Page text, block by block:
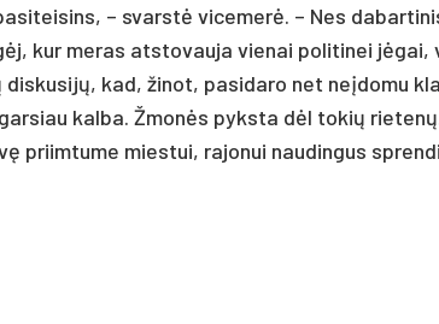
– svarstė vi­ce­merė. – Nes
kur me­ras at­sto­vau­ja vie­nai po­li­ti­nei
kad, ži­not, pa­si­da­ro net ne­įdo­mu
kal­ba. Žmonės pyks­ta dėl to­kių
priim­tu­me mies­tui, ra­jo­nui nau­din­gus